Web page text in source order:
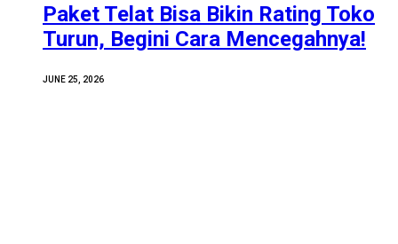
Paket Telat Bisa Bikin Rating Toko
Turun, Begini Cara Mencegahnya!
JUNE 25, 2026